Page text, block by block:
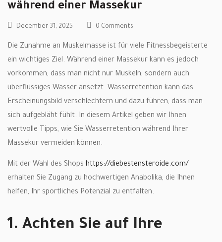
während einer Massekur
December 31, 2025 0 Comments
Die Zunahme an Muskelmasse ist für viele Fitnessbegeisterte
ein wichtiges Ziel. Während einer Massekur kann es jedoch
vorkommen, dass man nicht nur Muskeln, sondern auch
überflüssiges Wasser ansetzt. Wasserretention kann das
Erscheinungsbild verschlechtern und dazu führen, dass man
sich aufgebläht fühlt. In diesem Artikel geben wir Ihnen
wertvolle Tipps, wie Sie Wasserretention während Ihrer
Massekur vermeiden können.
Mit der Wahl des Shops https://diebestensteroide.com/
erhalten Sie Zugang zu hochwertigen Anabolika, die Ihnen
helfen, Ihr sportliches Potenzial zu entfalten.
1. Achten Sie auf Ihre